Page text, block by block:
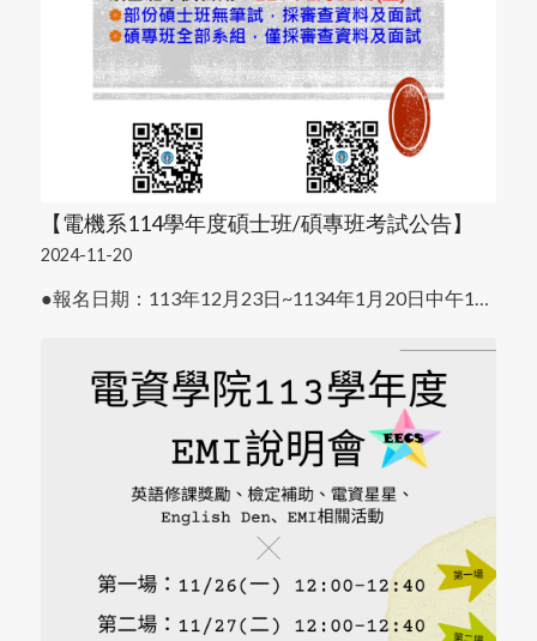
【電機系114學年度碩士班/碩專班考試公告】
2024-11-20
●報名日期：113年12月23日~1134年1月20日中午1…